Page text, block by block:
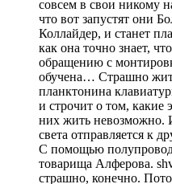
совсем в свои никому
что вот запустят они
Коллайдер, и станет
как она точно знает,
обращению с
обучена… Страшно
планктонина
и строчит о том, какие
них жить невозможно.
света отправляется к
С помощью
товарища Алферова.
страшно, конечно.